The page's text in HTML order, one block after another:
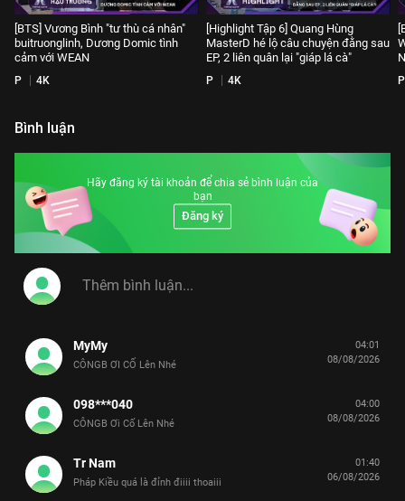
[BTS] Vương Bình "tư thù cá nhân"
buitruonglinh, Dương Domic tình
cảm với WEAN
P 4K
[Highlight Tập 6] Quang Hùng
MasterD hé lộ câu chuyện đằng sau
EP, 2 liên quân lại "giáp lá cà"
P 4K P
Bình luận
Hãy đăng ký tài khoản để chia sẻ bình luận của
bạn
Đăng ký
MyMy
CÔNGB ƠI CỐ Lên Nhé
04:01
08/08/2026
098***040
CÔNGB Ơi Cố Lên Nhé
04:00
08/08/2026
Tr Nam
Pháp Kiều quá là đỉnh điiii thoaiii
01:40
06/08/2026